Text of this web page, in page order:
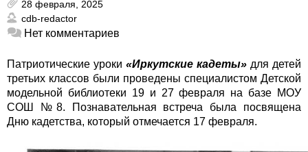
28 февраля, 2025
cdb-redactor
Нет комментариев
Патриотические уроки «Иркутские кадеты» для детей
третьих классов были проведены специалистом Детской
модельной библиотеки 19 и 27 февраля на базе МОУ
СОШ №8. Познавательная встреча была посвящена
Дню кадетства, который отмечается 17 февраля.